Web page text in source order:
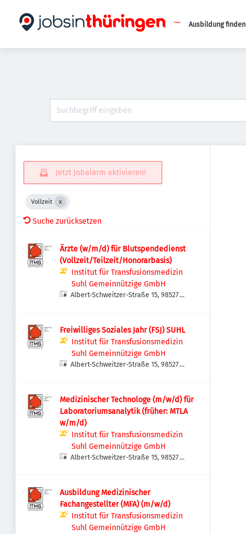
Ausbildung finden
Jetzt Jobalarm aktivieren!
Vollzeit
Suche zurücksetzen
Ärzte (w/m/d) für Blutspendedienst
(Vollzeit/Teilzeit/Honorarbasis)
Institut für Transfusionsmedizin
Suhl Gemeinnützige GmbH
Albert-Schweitzer-Straße 15, 98527
Freiwilliges Soziales Jahr (FSJ) SUHL
Institut für Transfusionsmedizin
Suhl Gemeinnützige GmbH
Albert-Schweitzer-Straße 15, 98527
Medizinischer Technologe (m/w/d) für
Laboratoriumsanalytik (früher: MTLA
w/m/d)
Institut für Transfusionsmedizin
Suhl Gemeinnützige GmbH
Albert-Schweitzer-Straße 15, 98527
Ausbildung Medizinischer
Fachangestellter (MFA) (m/w/d)
Institut für Transfusionsmedizin
Suhl Gemeinnützige GmbH